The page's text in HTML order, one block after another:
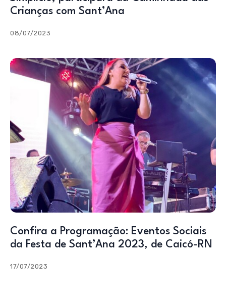
Crianças com Sant’Ana
08/07/2023
Confira a Programação: Eventos Sociais
da Festa de Sant’Ana 2023, de Caicó-RN
17/07/2023